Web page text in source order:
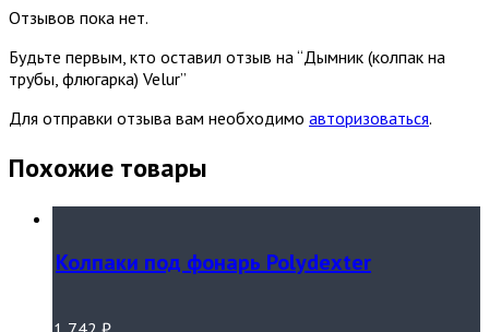
Отзывов пока нет.
Будьте первым, кто оставил отзыв на “Дымник (колпак на
трубы, флюгарка) Velur”
Для отправки отзыва вам необходимо авторизоваться.
Похожие товары
Колпаки под фонарь Polydexter